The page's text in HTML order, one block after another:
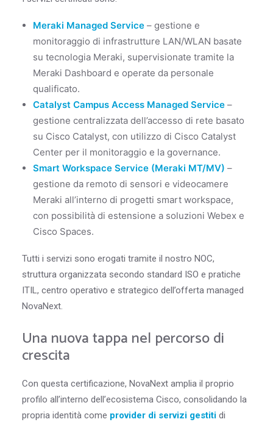
Meraki Managed Service – gestione e
monitoraggio di infrastrutture LAN/WLAN basate
su tecnologia Meraki, supervisionate tramite la
Meraki Dashboard e operate da personale
qualificato.
Catalyst Campus Access Managed Service –
gestione centralizzata dell’accesso di rete basato
su Cisco Catalyst, con utilizzo di Cisco Catalyst
Center per il monitoraggio e la governance.
Smart Workspace Service (Meraki MT/MV) –
gestione da remoto di sensori e videocamere
Meraki all’interno di progetti smart workspace,
con possibilità di estensione a soluzioni Webex e
Cisco Spaces.
Tutti i servizi sono erogati tramite il nostro NOC,
struttura organizzata secondo standard ISO e pratiche
ITIL, centro operativo e strategico dell’offerta managed
NovaNext.
Una nuova tappa nel percorso di
crescita
Con questa certificazione, NovaNext amplia il proprio
profilo all’interno dell’ecosistema Cisco, consolidando la
propria identità come provider di servizi gestiti di